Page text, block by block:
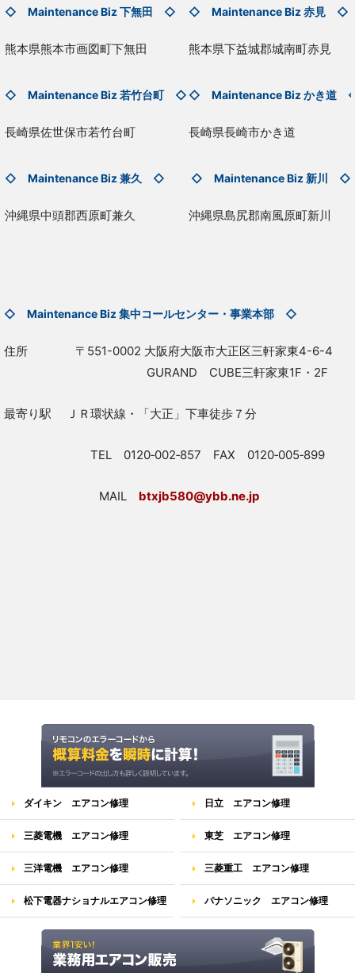
◇ Maintenance Biz下無田 ◇
熊本県熊本市画図町下無田
◇ Maintenance Biz赤見 ◇
熊本県下益城郡城南町赤見
◇ Maintenance Biz若竹台町◇
長崎県佐世保市若竹台町
◇ Maintenance Bizかき道
長崎県長崎市かき道
◇ Maintenance Biz兼久 ◇
沖縄県中頭郡西原町兼久
◇ Maintenance Biz 新川 ◇
沖縄県島尻郡南風原町新川
◇ Maintenance Biz 集中コールセンター・事業本部 ◇
住所 〒551-0002 大阪府大阪市大正区三軒家東4-6-4
GURAND CUBE三軒家東1F・2F
最寄り駅 ＪＲ環状線・「大正」下車徒歩７分
TEL 0120‐002‐857 FAX 0120‐005‐899
MAIL btxjb580@ybb.ne.jp
ダイキン エアコン修理 日立 エアコン修理
三菱電機 エアコン修理 東芝 エアコン修理
三洋電機 エアコン修理 三菱重工 エアコン修理
松下電器ナショナルエアコン修理 パナソニック エアコン修理